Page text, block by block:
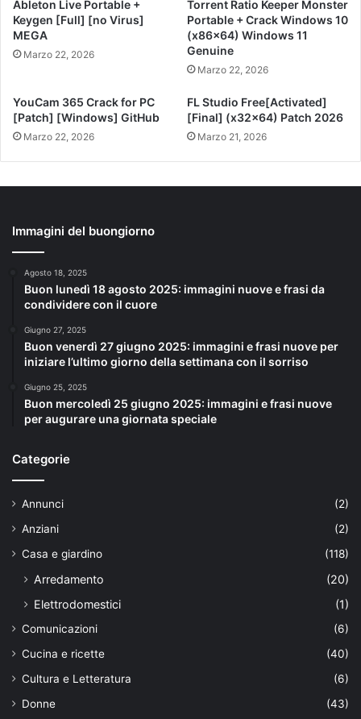
Ableton Live Portable +
Keygen [Full] [no Virus]
MEGA
Marzo 22, 2026
Torrent Ratio Keeper Monster
Portable + Crack Windows 10
(x86x64) Windows 11
Genuine
Marzo 22, 2026
YouCam 365 Crack for PC
[Patch] [Windows] GitHub
Marzo 22, 2026
FL Studio Free[Activated]
[Final] (x32x64) Patch 2026
Marzo 21, 2026
Immagini del buongiorno
Agosto 18, 2025
Buon lunedì 18 agosto 2025: immagini nuove e frasi da
condividere con il cuore
Giugno 27, 2025
Buon venerdì 27 giugno 2025: immagini e frasi nuove per
iniziare l’ultimo giorno della settimana con il sorriso
Giugno 25, 2025
Buon mercoledì 25 giugno 2025: immagini e frasi nuove
per augurare una giornata speciale
Categorie
Annunci
(2)
Anziani
(2)
Casa e giardino
(118)
Arredamento
(20)
Elettrodomestici
(1)
Comunicazioni
(6)
Cucina e ricette
(40)
Cultura e Letteratura
(6)
Donne
(43)